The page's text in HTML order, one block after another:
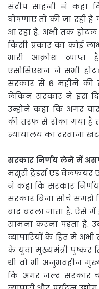
संदीप साहनी ने कहा
घोषणाएं तो की जा रही
आ रहा है. अभी तक होटल
किसी प्रकार का कोई
भारी आक्रोश व्याप्त
एसोसिएशन ने सभी
सरकार से 6 महीने की
लेकिन सरकार ने इस
उन्होंने कहा कि अगर
की तरफ से रोका गया है
न्यायालय का दरवाजा
सरकार निर्णय लेने में
मसूरी ट्रेडर्स एंड वेलफयर
ने कहा कि सरकार
सरकार बिना सोचे समझे
बाद बदला जाता है. ऐसे में
सामना करना पड़ता है.
व्यापारियों के हित में
के युवा मुख्यमंत्री पुष्कर
थी वो भी अनुभवहीन
कि अगर जल्द सरकार